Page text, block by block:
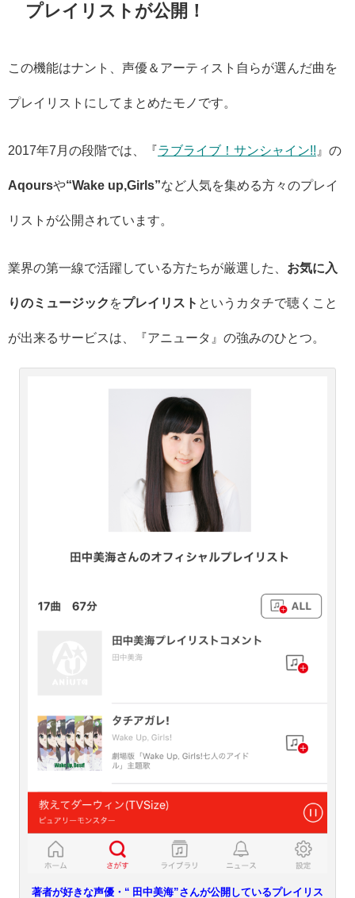
プレイリストが公開！
この機能はナント、声優＆アーティスト自らが選んだ曲を
プレイリストにしてまとめたモノです。
2017年7月の段階では、『ラブライブ！サンシャイン!! 』の
Aqoursや“Wake up,Girls”など人気を集める方々のプレイ
リストが公開されています。
業界の第一線で活躍している方たちが厳選した、 お気に入
りのミュージック をプレイリスト というカタチで聴くこと
が出来るサービスは、『アニュータ』の強みのひとつ。
著者が好きな声優・“ 田中美海”さんが公開しているプレイリス